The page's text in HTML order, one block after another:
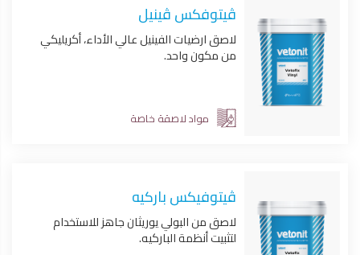
ڤيتوفكس ڤينيل
لاصق ارضيات الفينيل عالي الأداء، أكريليكي
من مكون واحد.
مواد لاصقة خاصة
ڤيتوفيكس باركيه
لاصق من البولي يوريثان جاهز للاستخدام
لتثبيت أنظمة الباركيه.